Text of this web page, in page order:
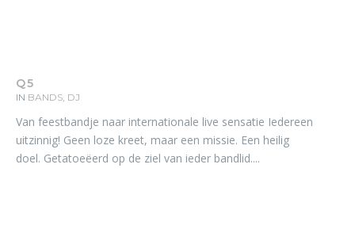
Q5
IN BANDS, DJ
Van feestbandje naar internationale live sensatie Iedereen
uitzinnig! Geen loze kreet, maar een missie. Een heilig
doel. Getatoeëerd op de ziel van ieder bandlid....